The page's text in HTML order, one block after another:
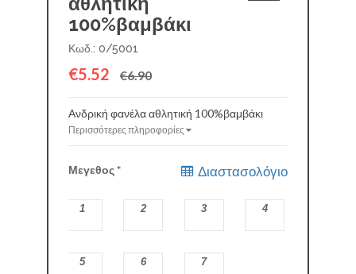
100%βαμβάκι
Κωδ.: 0/5001
€5.52 €6.90
Ανδρική φανέλα αθλητική 100%βαμβάκι
Περισσότερες πληροφορίες
Διαστασολόγιο
Μεγεθος*
1 2 3 4
5 6 7